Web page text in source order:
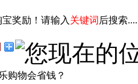
宝奖励！请输入 关键词 后搜索
您现在的
购物会省钱？